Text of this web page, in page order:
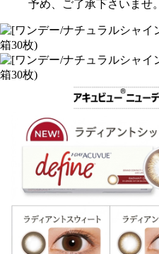
予め、ご了承下さいませ。